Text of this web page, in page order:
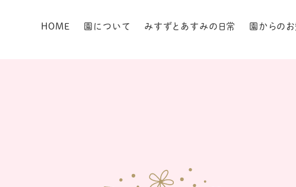
HOME 園について みすずとあすみの日常 園からの